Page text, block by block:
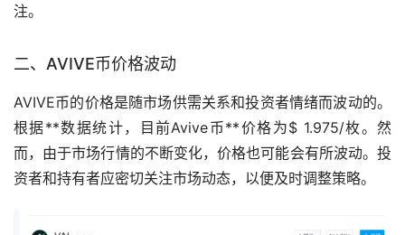
注。
二、AVIVE币价格波动
AVIVE币的价格是随市场供需关系和投资者情绪而波动的。
根据**数据统计，目前Avive币**价格为$ 1.975/枚。然
而，由于市场行情的不断变化，价格也可能会有所波动。投
资者和持有者应密切关注市场动态，以便及时调整策略。